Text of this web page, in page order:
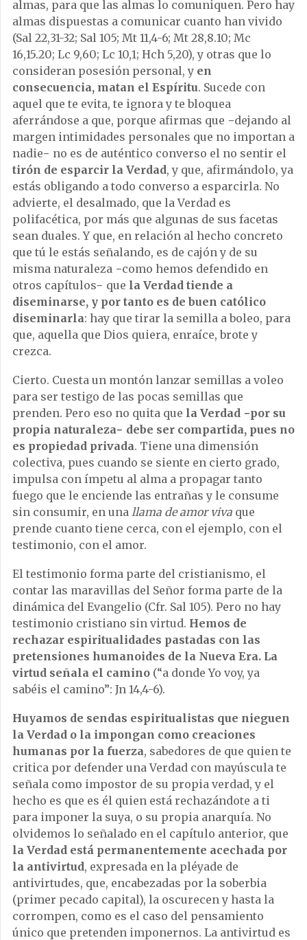
almas, para que las almas lo comuniquen. Pero hay
almas dispuestas a comunicar cuanto han vivido
(Sal 22,31-32; Sal 105; Mt 11,4-6; Mt 28,8.10; Mc
16,15.20; Lc 9,60; Lc 10,1; Hch 5,20), y otras que lo
consideran posesión personal, y en
consecuencia, matan el Espíritu. Sucede con
aquel que te evita, te ignora y te bloquea
aferrándose a que, porque afirmas que −dejando al
margen intimidades personales que no importan a
nadie− no es de auténtico converso el no sentir el
tirón de esparcir la Verdad, y que, afirmándolo, ya
estás obligando a todo converso a esparcirla. No
advierte, el desalmado, que la Verdad es
polifacética, por más que algunas de sus facetas
sean duales. Y que, en relación al hecho concreto
que tú le estás señalando, es de cajón y de su
misma naturaleza −como hemos defendido en
otros capítulos− que la Verdad tiende a
diseminarse, y por tanto es de buen católico
diseminarla: hay que tirar la semilla a boleo, para
que, aquella que Dios quiera, enraíce, brote y
crezca.
Cierto. Cuesta un montón lanzar semillas a voleo
para ser testigo de las pocas semillas que
prenden. Pero eso no quita que la Verdad −por su
propia naturaleza− debe ser compartida, pues no
es propiedad privada. Tiene una dimensión
colectiva, pues cuando se siente en cierto grado,
impulsa con ímpetu al alma a propagar tanto
fuego que le enciende las entrañas y le consume
sin consumir, en una llama de amor viva que
prende cuanto tiene cerca, con el ejemplo, con el
testimonio, con el amor.
El testimonio forma parte del cristianismo, el
contar las maravillas del Señor forma parte de la
dinámica del Evangelio (Cfr. Sal 105). Pero no hay
testimonio cristiano sin virtud. Hemos de
rechazar espiritualidades pastadas con las
pretensiones humanoides de la Nueva Era. La
virtud señala el camino (“a donde Yo voy, ya
sabéis el camino”: Jn 14,4-6).
Huyamos de sendas espiritualistas que nieguen
la Verdad o la impongan como creaciones
humanas por la fuerza, sabedores de que quien te
critica por defender una Verdad con mayúscula te
señala como impostor de su propia verdad, y el
hecho es que es él quien está rechazándote a ti
para imponer la suya, o su propia anarquía. No
olvidemos lo señalado en el capítulo anterior, que
la Verdad está permanentemente acechada por
la antivirtud, expresada en la pléyade de
antivirtudes, que, encabezadas por la soberbia
(primer pecado capital), la oscurecen y hasta la
corrompen, como es el caso del pensamiento
único que pretenden imponernos. La antivirtud es